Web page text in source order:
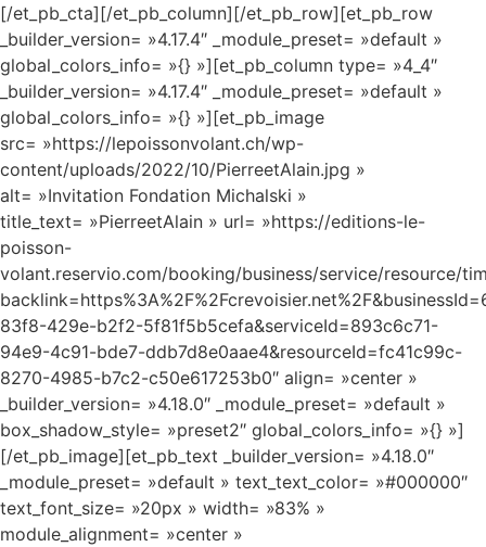
[/et_pb_cta][/et_pb_column][/et_pb_row][et_pb_row
_builder_version= »4.17.4″ _module_preset= »default »
global_colors_info= »{} »][et_pb_column type= »4_4″
_builder_version= »4.17.4″ _module_preset= »default »
global_colors_info= »{} »][et_pb_image
src= »https://lepoissonvolant.ch/wp-
content/uploads/2022/10/PierreetAlain.jpg »
alt= »Invitation Fondation Michalski »
title_text= »PierreetAlain » url= »https://editions-le-
poisson-
volant.reservio.com/booking/business/service/resource/
83f8-429e-b2f2-5f81f5b5cefa&serviceId=893c6c71-
94e9-4c91-bde7-ddb7d8e0aae4&resourceId=fc41c99c-
8270-4985-b7c2-c50e617253b0″ align= »center »
_builder_version= »4.18.0″ _module_preset= »default »
box_shadow_style= »preset2″ global_colors_info= »{} »]
[/et_pb_image][et_pb_text _builder_version= »4.18.0″
_module_preset= »default » text_text_color= »#000000″
text_font_size= »20px » width= »83% »
module_alignment= »center »